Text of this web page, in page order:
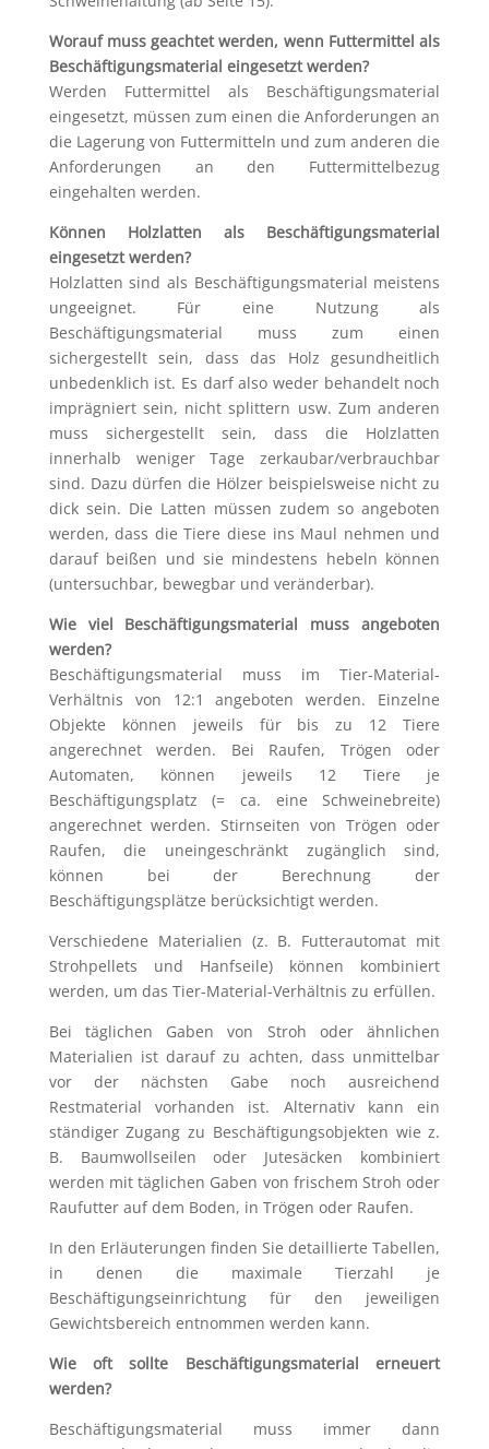
Worauf muss geachtet werden, wenn Futtermittel als
Beschäftigungsmaterial eingesetzt werden?
Werden Futtermittel als Beschäftigungsmaterial
eingesetzt, müssen zum einen die Anforderungen an
die Lagerung von Futtermitteln und zum anderen die
Anforderungen an den Futtermittelbezug
eingehalten werden.
Können Holzlatten als Beschäftigungsmaterial
eingesetzt werden?
Holzlatten sind als Beschäftigungsmaterial meistens
ungeeignet. Für eine Nutzung als
Beschäftigungsmaterial muss zum einen
sichergestellt sein, dass das Holz gesundheitlich
unbedenklich ist. Es darf also weder behandelt noch
imprägniert sein, nicht splittern usw. Zum anderen
muss sichergestellt sein, dass die Holzlatten
innerhalb weniger Tage zerkaubar/verbrauchbar
sind. Dazu dürfen die Hölzer beispielsweise nicht zu
dick sein. Die Latten müssen zudem so angeboten
werden, dass die Tiere diese ins Maul nehmen und
darauf beißen und sie mindestens hebeln können
(untersuchbar, bewegbar und veränderbar).
Wie viel Beschäftigungsmaterial muss angeboten
werden?
Beschäftigungsmaterial muss im Tier-Material-
Verhältnis von 12:1 angeboten werden. Einzelne
Objekte können jeweils für bis zu 12 Tiere
angerechnet werden. Bei Raufen, Trögen oder
Automaten, können jeweils 12 Tiere je
Beschäftigungsplatz (= ca. eine Schweinebreite)
angerechnet werden. Stirnseiten von Trögen oder
Raufen, die uneingeschränkt zugänglich sind,
können bei der Berechnung der
Beschäftigungsplätze berücksichtigt werden.
Verschiedene Materialien (z. B. Futterautomat mit
Strohpellets und Hanfseile) können kombiniert
werden, um das Tier-Material-Verhältnis zu erfüllen.
Bei täglichen Gaben von Stroh oder ähnlichen
Materialien ist darauf zu achten, dass unmittelbar
vor der nächsten Gabe noch ausreichend
Restmaterial vorhanden ist. Alternativ kann ein
ständiger Zugang zu Beschäftigungsobjekten wie z.
B. Baumwollseilen oder Jutesäcken kombiniert
werden mit täglichen Gaben von frischem Stroh oder
Raufutter auf dem Boden, in Trögen oder Raufen.
In den Erläuterungen finden Sie detaillierte Tabellen,
in denen die maximale Tierzahl je
Beschäftigungseinrichtung für den jeweiligen
Gewichtsbereich entnommen werden kann.
Wie oft sollte Beschäftigungsmaterial erneuert
werden?
Beschäftigungsmaterial muss immer dann